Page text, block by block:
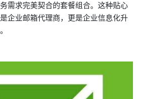
需求完美契合的套餐组合。这种贴心
企业邮箱代理商，更是企业信息化升